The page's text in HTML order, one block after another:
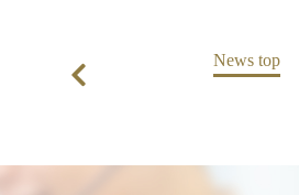
News top